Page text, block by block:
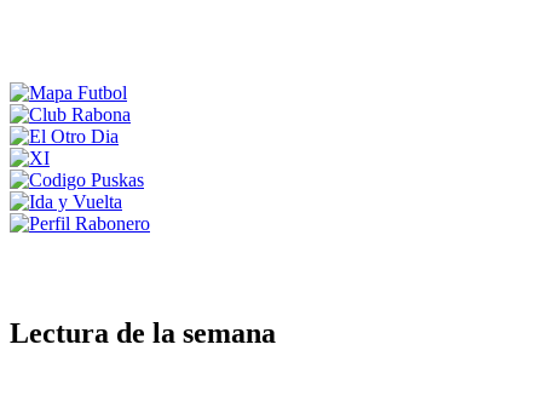
Lectura de la semana